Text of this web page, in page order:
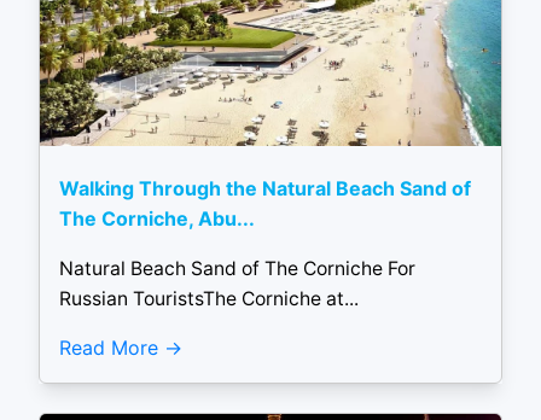
Walking Through the Natural Beach Sand of
The Corniche, Abu...
Natural Beach Sand of The Corniche For
Russian TouristsThe Corniche at...
Read More